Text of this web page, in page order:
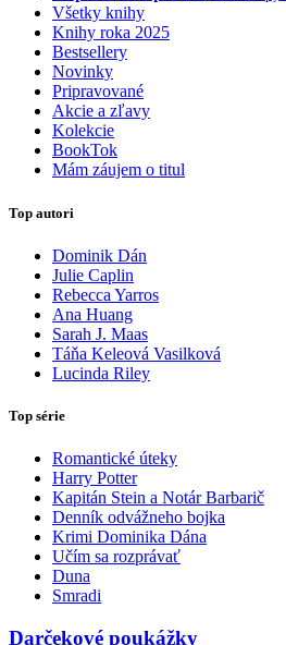
Všetky knihy
Knihy roka 2025
Bestsellery
Novinky
Pripravované
Akcie a zľavy
Kolekcie
BookTok
Mám záujem o titul
Top autori
Dominik Dán
Julie Caplin
Rebecca Yarros
Ana Huang
Sarah J. Maas
Táňa Keleová Vasilková
Lucinda Riley
Top série
Romantické úteky
Harry Potter
Kapitán Stein a Notár Barbarič
Denník odvážneho bojka
Krimi Dominika Dána
Učím sa rozprávať
Duna
Smradi
Darčekové poukážky